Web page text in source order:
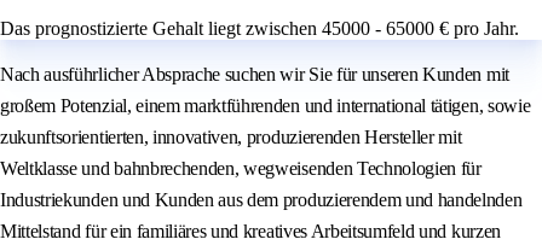
Das prognostizierte Gehalt liegt zwischen 45000 - 65000 € pro Jahr.
Nach ausführlicher Absprache suchen wir Sie für unseren Kunden mit
großem Potenzial, einem marktführenden und international tätigen, sowie
zukunftsorientierten, innovativen, produzierenden Hersteller mit
Weltklasse und bahnbrechenden, wegweisenden Technologien für
Industriekunden und Kunden aus dem produzierendem und handelnden
Mittelstand für ein familiäres und kreatives Arbeitsumfeld und kurzen